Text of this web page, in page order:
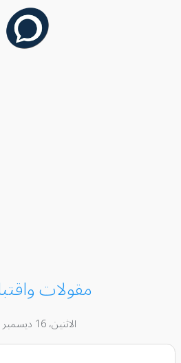
مقولات
الاثنين، 16 ديسمبر 2024